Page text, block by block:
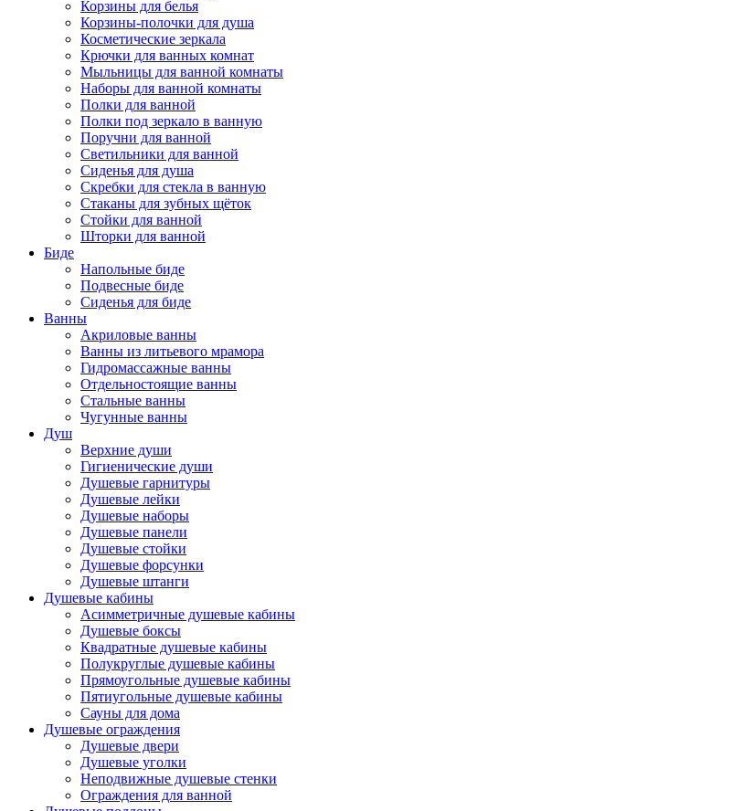
Корзины для белья
Корзины-полочки для душа
Косметические зеркала
Крючки для ванных комнат
Мыльницы для ванной комнаты
Наборы для ванной комнаты
Полки для ванной
Полки под зеркало в ванную
Поручни для ванной
Светильники для ванной
Сиденья для душа
Скребки для стекла в ванную
Стаканы для зубных щёток
Стойки для ванной
Шторки для ванной
Биде
Напольные биде
Подвесные биде
Сиденья для биде
Ванны
Акриловые ванны
Ванны из литьевого мрамора
Гидромассажные ванны
Отдельностоящие ванны
Стальные ванны
Чугунные ванны
Душ
Верхние души
Гигиенические души
Душевые гарнитуры
Душевые лейки
Душевые наборы
Душевые панели
Душевые стойки
Душевые форсунки
Душевые штанги
Душевые кабины
Асимметричные душевые кабины
Душевые боксы
Квадратные душевые кабины
Полукруглые душевые кабины
Прямоугольные душевые кабины
Пятиугольные душевые кабины
Сауны для дома
Душевые ограждения
Душевые двери
Душевые уголки
Неподвижные душевые стенки
Ограждения для ванной